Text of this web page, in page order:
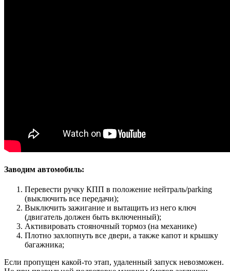
Заводим автомобиль:
Перевести ручку КПП в положение нейтраль/parking
(выключить все передачи);
Выключить зажигание и вытащить из него ключ
(двигатель должен быть включенный);
Активировать стояночный тормоз (на механике)
Плотно захлопнуть все двери, а также капот и крышку
багажника;
Если пропущен какой-то этап, удаленный запуск невозможен.